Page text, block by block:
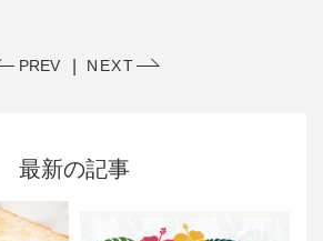
PREV NEXT
最新の記事